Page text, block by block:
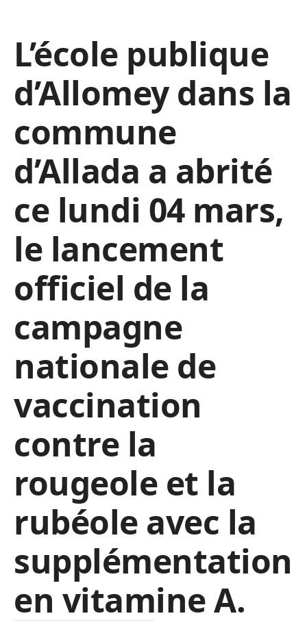
L’école publique
d’Allomey dans la
commune
d’Allada a abrité
ce lundi 04 mars,
le lancement
officiel de la
campagne
nationale de
vaccination
contre la
rougeole et la
rubéole avec la
supplémentation
en vitamine A.